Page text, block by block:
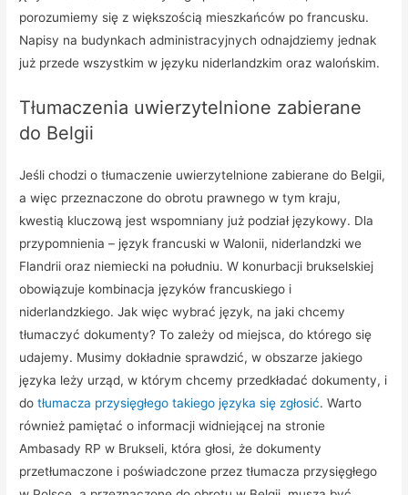
porozumiemy się z większością mieszkańców po francusku.
Napisy na budynkach administracyjnych odnajdziemy jednak
już przede wszystkim w języku niderlandzkim oraz walońskim.
Tłumaczenia uwierzytelnione zabierane
do Belgii
Jeśli chodzi o tłumaczenie uwierzytelnione zabierane do Belgii,
a więc przeznaczone do obrotu prawnego w tym kraju,
kwestią kluczową jest wspomniany już podział językowy. Dla
przypomnienia – język francuski w Walonii, niderlandzki we
Flandrii oraz niemiecki na południu. W konurbacji brukselskiej
obowiązuje kombinacja języków francuskiego i
niderlandzkiego. Jak więc wybrać język, na jaki chcemy
tłumaczyć dokumenty? To zależy od miejsca, do którego się
udajemy. Musimy dokładnie sprawdzić, w obszarze jakiego
języka leży urząd, w którym chcemy przedkładać dokumenty, i
dotłumacza przysięgłego takiego języka się zgłosić. Warto
również pamiętać o informacji widniejącej na stronie
Ambasady RP w Brukseli, która głosi, że dokumenty
przetłumaczone i poświadczone przez tłumacza przysięgłego